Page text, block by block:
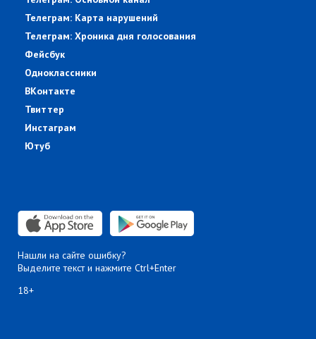
Телеграм: Карта нарушений
Телеграм: Хроника дня голосования
Фейсбук
Одноклассники
ВКонтакте
Твиттер
Инстаграм
Ютуб
Нашли на сайте ошибку?
Выделите текст и нажмите Ctrl+Enter
18+